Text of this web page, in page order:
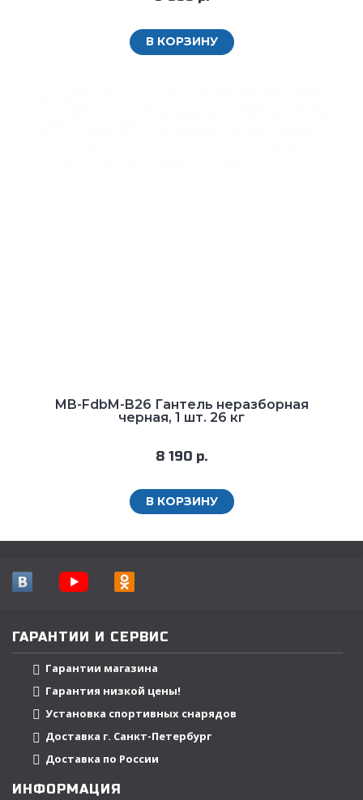
В КОРЗИНУ
MB-FdbM-B26 Гантель неразборная
черная, 1 шт. 26 кг
8 190 р.
В КОРЗИНУ
ГАРАНТИИ И СЕРВИС
Гарантии магазина
Гарантия низкой цены!
Установка спортивных снарядов
Доставка г. Санкт-Петербург
Доставка по России
ИНФОРМАЦИЯ